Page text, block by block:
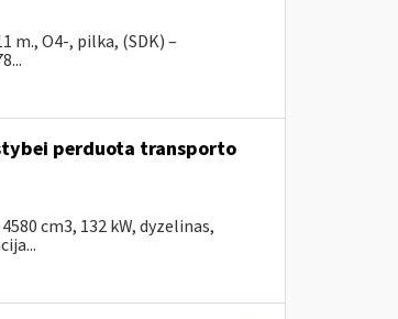
m., O4-, pilka, (SDK) –
perduota transporto
cm3, 132 kW, dyzelinas,